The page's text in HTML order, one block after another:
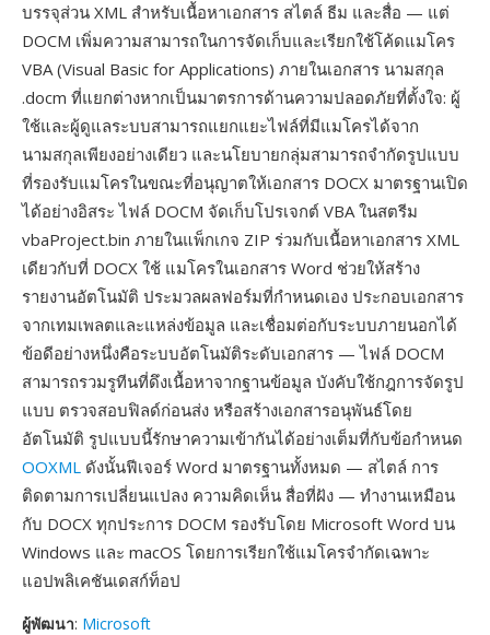
บรรจุส่วน XML สำหรับเนื้อหาเอกสาร สไตล์ ธีม และสื่อ — แต่
DOCM เพิ่มความสามารถในการจัดเก็บและเรียกใช้โค้ดแมโคร
VBA (Visual Basic for Applications) ภายในเอกสาร นามสกุล
.docm ที่แยกต่างหากเป็นมาตรการด้านความปลอดภัยที่ตั้งใจ: ผู้
ใช้และผู้ดูแลระบบสามารถแยกแยะไฟล์ที่มีแมโครได้จาก
นามสกุลเพียงอย่างเดียว และนโยบายกลุ่มสามารถจำกัดรูปแบบ
ที่รองรับแมโครในขณะที่อนุญาตให้เอกสาร DOCX มาตรฐานเปิด
ได้อย่างอิสระ ไฟล์ DOCM จัดเก็บโปรเจกต์ VBA ในสตรีม
vbaProject.bin ภายในแพ็กเกจ ZIP ร่วมกับเนื้อหาเอกสาร XML
เดียวกับที่ DOCX ใช้ แมโครในเอกสาร Word ช่วยให้สร้าง
รายงานอัตโนมัติ ประมวลผลฟอร์มที่กำหนดเอง ประกอบเอกสาร
จากเทมเพลตและแหล่งข้อมูล และเชื่อมต่อกับระบบภายนอกได้
ข้อดีอย่างหนึ่งคือระบบอัตโนมัติระดับเอกสาร — ไฟล์ DOCM
สามารถรวมรูทีนที่ดึงเนื้อหาจากฐานข้อมูล บังคับใช้กฎการจัดรูป
แบบ ตรวจสอบฟิลด์ก่อนส่ง หรือสร้างเอกสารอนุพันธ์โดย
อัตโนมัติ รูปแบบนี้รักษาความเข้ากันได้อย่างเต็มที่กับข้อกำหนด
OOXML ดังนั้นฟีเจอร์ Word มาตรฐานทั้งหมด — สไตล์ การ
ติดตามการเปลี่ยนแปลง ความคิดเห็น สื่อที่ฝัง — ทำงานเหมือน
กับ DOCX ทุกประการ DOCM รองรับโดย Microsoft Word บน
Windows และ macOS โดยการเรียกใช้แมโครจำกัดเฉพาะ
แอปพลิเคชันเดสก์ท็อป
ผู้พัฒนา: Microsoft